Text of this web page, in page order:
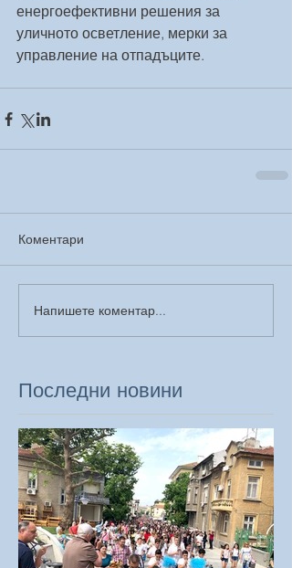
енергоефективни решения за
уличното осветление, мерки за
управление на отпадъците.
Коментари
Напишете коментар...
Последни новини